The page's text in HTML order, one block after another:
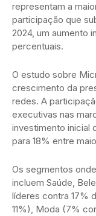
representam a
participação que
2024, um aumento
percentuais.
O estudo sobre
crescimento da
redes. A
executivas nas
investimento inicial
para 18% entre
Os segmentos
incluem Saúde,
líderes contra 17%
11%), Moda (7%